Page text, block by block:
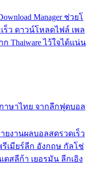
Manager ช่วยโ
ร็ว ดาวน์โหลดไฟล์ เพล
Thaiware ไว้ใจได้แน่น
าษาไทย จากลีกฟุตบอล
ยงานผลบอลสดรวดเร็ว
เมียร์ลีก อังกฤษ กัลโช่
ดสลีก้า เยอรมัน ลีกเอิง